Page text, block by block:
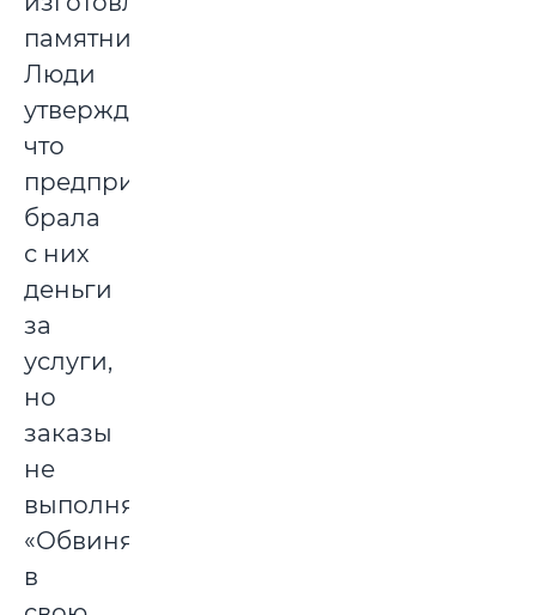
памятников.
Люди
утверждают,
что
предпринимательница
брала
с них
деньги
за
услуги,
но
заказы
не
выполняла.
«Обвиняемая»,
в